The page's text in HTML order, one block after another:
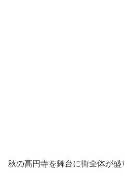
秋の高円寺を舞台に街全体が